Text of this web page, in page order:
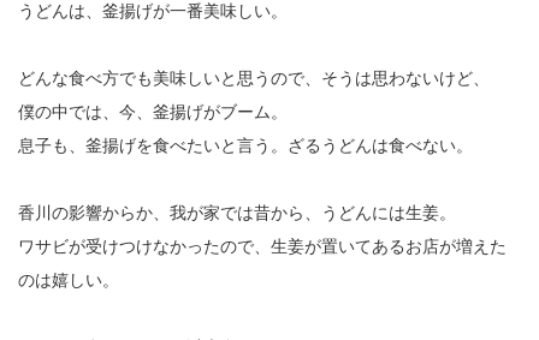
うどんは、釜揚げが一番美味しい。
どんな食べ方でも美味しいと思うので、そうは思わないけど、
僕の中では、今、釜揚げがブーム。
息子も、釜揚げを食べたいと言う。ざるうどんは食べない。
香川の影響からか、我が家では昔から、うどんには生姜。
ワサビが受けつけなかったので、生姜が置いてあるお店が増えた
のは嬉しい。